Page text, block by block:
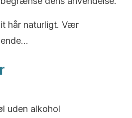
hår naturligt. Vær
uden alkohol